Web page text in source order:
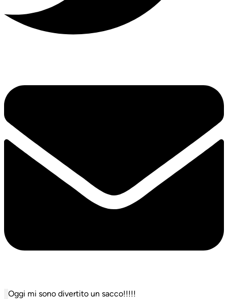
Oggi mi sono divertito un sacco!!!!!